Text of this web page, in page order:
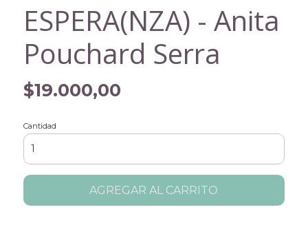
ESPERA(NZA) - Anita
Pouchard Serra
$19.000,00
Cantidad
AGREGAR AL CARRITO